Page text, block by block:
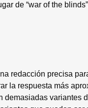
de “war of the
redacción precisa
la respuesta más
demasiadas variantes